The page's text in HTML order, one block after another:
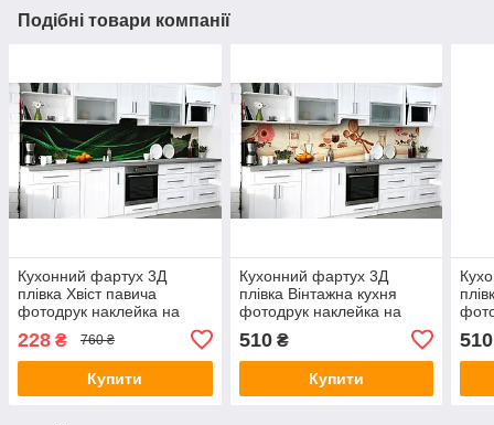
Подібні товари компанії
Кухонний фартух 3Д
плівка Хвіст павича
фотодрук наклейка на
стіну Абстракція 600х3000
мм
228 ₴ 760 ₴
Купити
Кухонний фартух 3Д
плівка Вінтажна кухня
фотодрук наклейка на
стіну Абстракція Бежевий
600х2000 мм
510₴
Купити
мм
510